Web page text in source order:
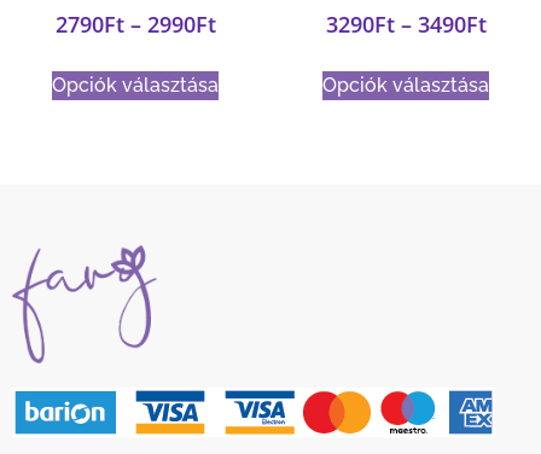
2790Ft – 2990Ft
Opciók választása
3290Ft – 3490Ft
Opciók választása